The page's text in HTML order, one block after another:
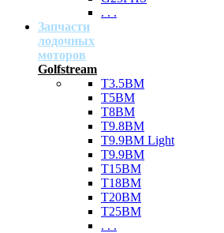
. . .
Запчасти
лодочных
моторов
Golfstream
T3.5BM
T5BM
T8BM
T9.8BM
T9.9BM Light
T9.9BM
T15BM
T18BM
T20BM
T25BM
. . .